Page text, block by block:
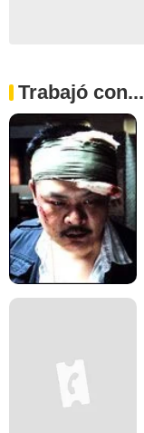
Trabajó con...